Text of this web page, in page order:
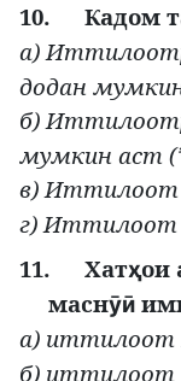
10.
Кадом
а)
додан
б)
мумкин аст
в) Иттилоот
г) Иттилоот
11.
Хатҳои
маснӯӣ
а) иттилоот
б) иттилоот